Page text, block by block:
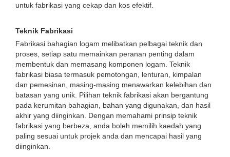
untuk fabrikasi yang cekap dan kos efektif.
Teknik Fabrikasi
Fabrikasi bahagian logam melibatkan pelbagai teknik dan
proses, setiap satu memainkan peranan penting dalam
membentuk dan memasang komponen logam. Teknik
fabrikasi biasa termasuk pemotongan, lenturan, kimpalan
dan pemesinan, masing-masing menawarkan kelebihan dan
batasan yang unik. Pilihan teknik fabrikasi akan bergantung
pada kerumitan bahagian, bahan yang digunakan, dan hasil
akhir yang diinginkan. Dengan memahami prinsip teknik
fabrikasi yang berbeza, anda boleh memilih kaedah yang
paling sesuai untuk projek anda dan mencapai hasil yang
diinginkan.